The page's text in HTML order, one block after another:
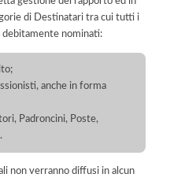
di Destinatari tra cui tutti i
debitamente nominati:
anche in forma
Padroncini, Poste,
non verranno diffusi in alcun